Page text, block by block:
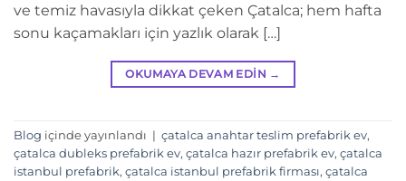
ve temiz havasıyla dikkat çeken Çatalca; hem hafta
sonu kaçamakları için yazlık olarak […]
OKUMAYA DEVAM EDIN →
Blog içinde yayınlandı | çatalca anahtar teslim prefabrik ev,
çatalca dubleks prefabrik ev, çatalca hazır prefabrik ev, çatalca
istanbul prefabrik, çatalca istanbul prefabrik firması, çatalca